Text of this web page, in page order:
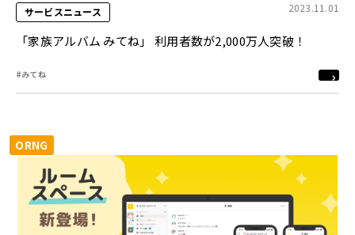
サービスニュース 2023.11.01
「家族アルバム みてね」 利用者数が2,000万人突破！
#みてね
ORNG